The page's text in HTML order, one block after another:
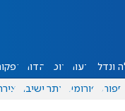
ונדל"ן דעות אוכל יהדות
ספורט פורומים אתר ישיבה